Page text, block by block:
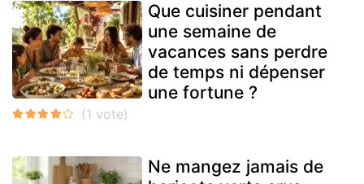
Que cuisiner pendant
une semaine de
vacances sans perdre
de temps ni dépenser
une fortune ?
Ne mangez jamais de